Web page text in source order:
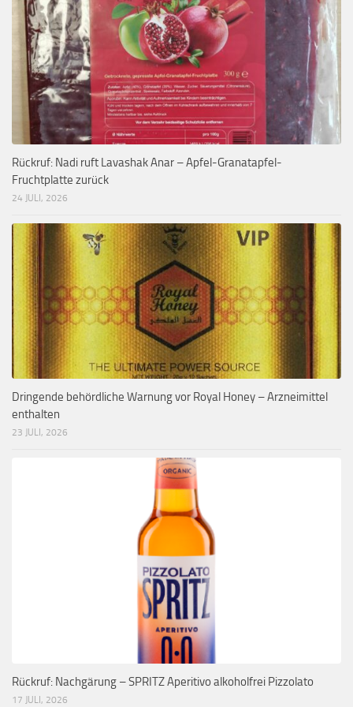
Rückruf: Nadi ruft Lavashak Anar – Apfel-Granatapfel-
Fruchtplatte zurück
24 JULI, 2026
Dringende behördliche Warnung vor Royal Honey – Arzneimittel
enthalten
23 JULI, 2026
Rückruf: Nachgärung – SPRITZ Aperitivo alkoholfrei Pizzolato
17 JULI, 2026